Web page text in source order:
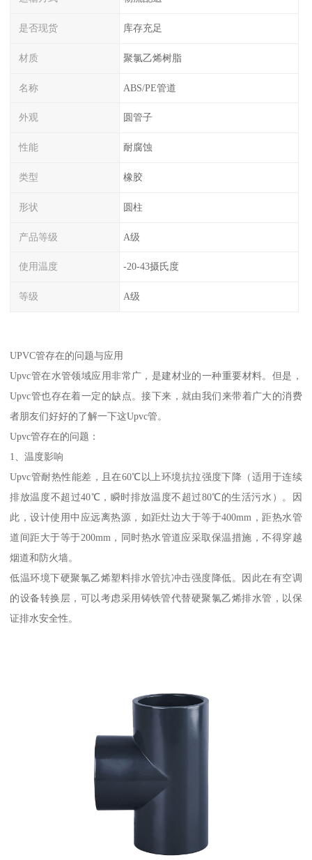
是否现货 库存充足
材质 聚氯乙烯树脂
名称 ABS/PE管道
外观 圆管子
性能 耐腐蚀
类型 橡胶
形状 圆柱
产品等级 A级
使用温度 -20-43摄氏度
等级 A级
UPVC管存在的问题与应用
Upvc管在水管领域应用非常广，是建材业的一种重要材料。但是，
Upvc管也存在着一定的缺点。接下来，就由我们来带着广大的消费
者朋友们好好的了解一下这Upvc管。
Upvc管存在的问题：
1、温度影响
Upvc管耐热性能差，且在60℃以上环境抗拉强度下降（适用于连续
排放温度不超过40℃，瞬时排放温度不超过80℃的生活污水）。因
此，设计使用中应远离热源，如距灶边大于等于400mm，距热水管
道间距大于等于200mm，同时热水管道应采取保温措施，不得穿越
烟道和防火墙。
低温环境下硬聚氯乙烯塑料排水管抗冲击强度降低。因此在有空调
的设备转换层，可以考虑采用铸铁管代替硬聚氯乙烯排水管，以保
证排水安全性。